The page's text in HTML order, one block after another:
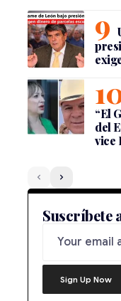
“El
del
vice
Suscríbete